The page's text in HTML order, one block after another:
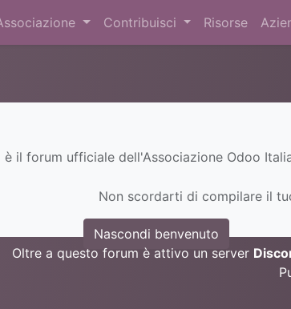
Contribuisci Risorse
è il forum ufficiale dell'Associazione Odoo
Non scordarti di compilare il
Nascondi benvenuto
Oltre a questo forum è attivo un server